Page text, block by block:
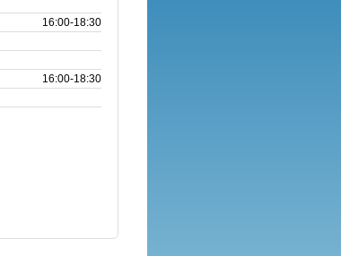
16:00‑18:30
16:00‑18:30